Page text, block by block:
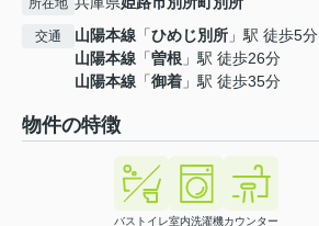
所在地
交通 山陽本線 「ひめじ別所 」駅 徒歩5分
山陽本線 「曽根 」駅 徒歩26分
山陽本線 「御着 」駅 徒歩35分
物件の特徴
バストイレ室内洗濯機カウンター